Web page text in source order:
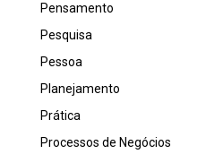
Pensamento
Pesquisa
Pessoa
Planejamento
Prática
Processos de Negócios